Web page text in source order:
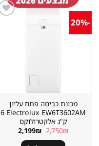
-20%
מכונת כביסה ‏פתח עליון
Electrolux EW6T3602AM ‏6
‏ק"ג אלקטרולוקס
2,750₪ המחיר
המקורי
היה:
2,199₪ המחיר